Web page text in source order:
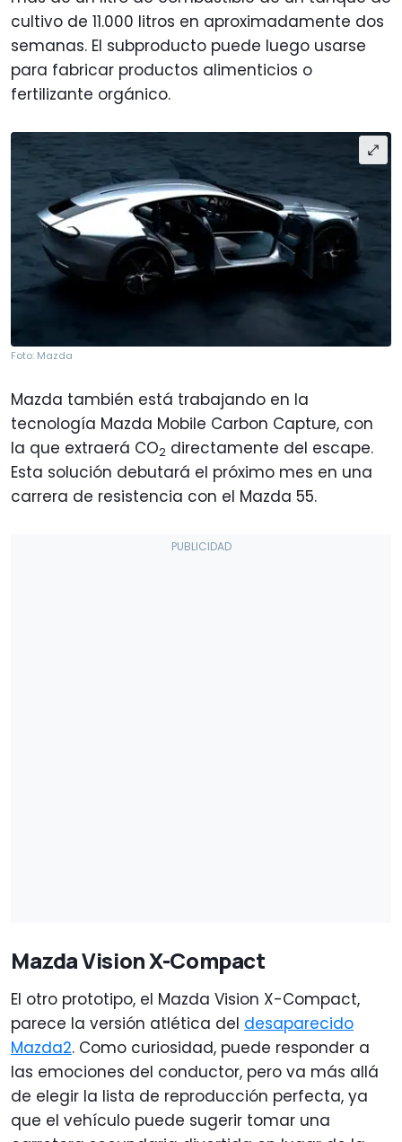
cultivo de 11.000 litros en aproximadamente dos
semanas. El subproducto puede luego usarse
para fabricar productos alimenticios o
fertilizante orgánico.
Foto: Mazda
Mazda también está trabajando en la
tecnología Mazda Mobile Carbon Capture, con
la que extraerá CO2 directamente del escape.
Esta solución debutará el próximo mes en una
carrera de resistencia con el Mazda 55.
Mazda Vision X-Compact
El otro prototipo, el Mazda Vision X-Compact,
parece la versión atlética del desaparecido
Mazda2. Como curiosidad, puede responder a
las emociones del conductor, pero va más allá
de elegir la lista de reproducción perfecta, ya
que el vehículo puede sugerir tomar una